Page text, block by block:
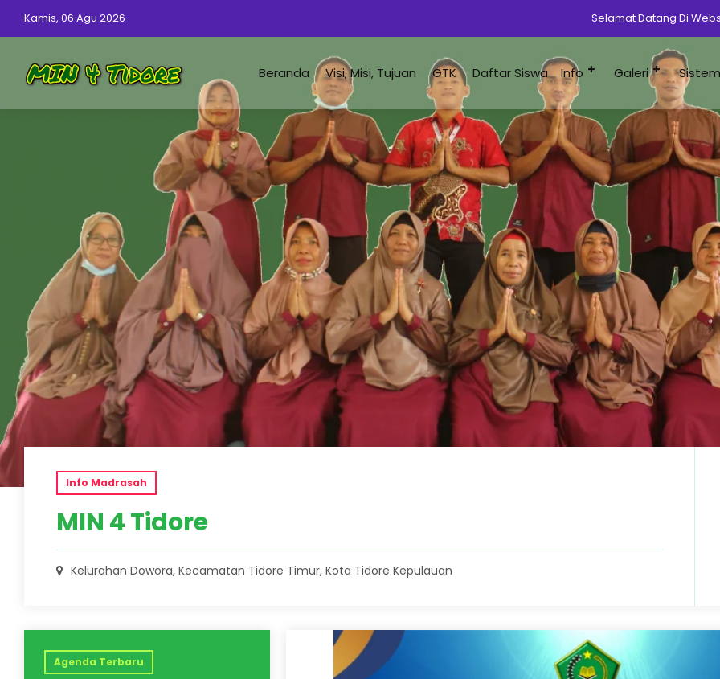
Kamis, 06 Agu 2026 Selamat Datang Di Website MIN 4
Beranda Visi, Misi, Tujuan GTK Daftar Siswa Info Galeri
Info Madrasah
MIN 4 Tidore
Kelurahan Dowora, Kecamatan Tidore Timur, Kota Tidore Kepulauan
Agenda Terbaru 2 Juni 2026 28 Februari 2026